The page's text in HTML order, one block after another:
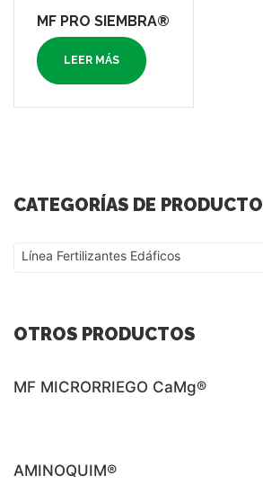
MF PRO SIEMBRA®
LEER MÁS
CATEGORÍAS DE PRODUCTO
Línea Fertilizantes Edáficos
Línea Fertilizantes Edáficos
OTROS PRODUCTOS
MF MICRORRIEGO CaMg®
AMINOQUIM®